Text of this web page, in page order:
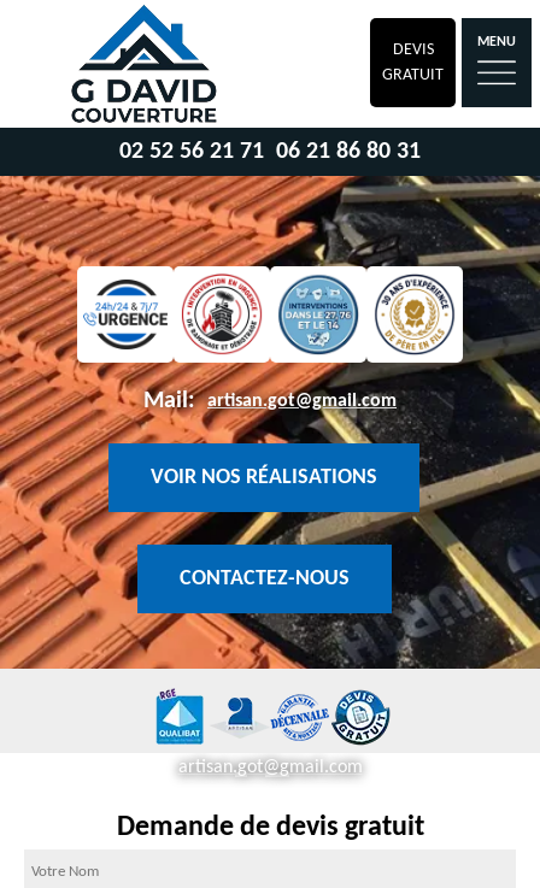
DEVIS
GRATUIT
MENU
02 52 56 21 71 06 21 86 80 31
Mail: artisan.got@gmail.com
VOIR NOS RÉALISATIONS
CONTACTEZ-NOUS
artisan.got@gmail.com
Demande de devis gratuit